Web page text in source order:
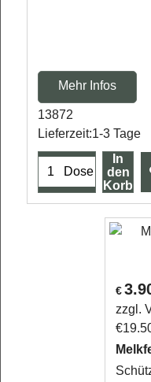
Mehr Infos
13872
Lieferzeit:1-3 Tage
Dose
In
den
Korb
€
zzgl.